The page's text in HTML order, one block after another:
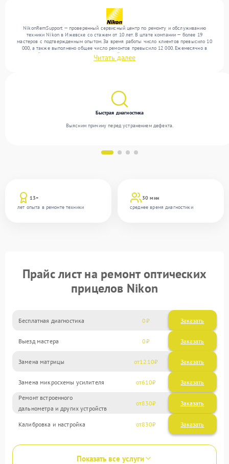
NikonRemSupport — проверенный сервисный центр по ремонту и обслуживанию
техники Nikon в Ижевске со стажем от 10 лет. В штате компании — более 19
мастеров с подтвержденным опытом. За время работы число клиентов превысило 10
000, а также выполнено общее число ремонтов превысило 12 000. Ежемесячно в
сервисный центр поступает более 300 устройств, включая , , . Мы работаем с широким
спектром неисправностей и поддерживаем высокий стандарт качества благодаря
Читать далее
13+
лет опыта в ремонте техники
30 мин
среднее время диагностики
Быстрая диагностика
Выясним причину перед устранением дефекта.
Прайс лист на ремонт оптических
прицелов Nikon
Бесплатная диагностика 0 Заказать
Выезд мастера 0 Заказать
Замена матрицы 1210
Замена микросхемы усилителя 610
Ремонт встроенного
дальнометра и других устройств
830
Калибровка и настройка 830
Показать все услуги